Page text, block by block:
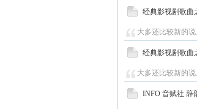
经典影视剧歌曲
大多还比较新的
经典影视剧歌曲
大多还比较新的
INFO 音赋社 辞